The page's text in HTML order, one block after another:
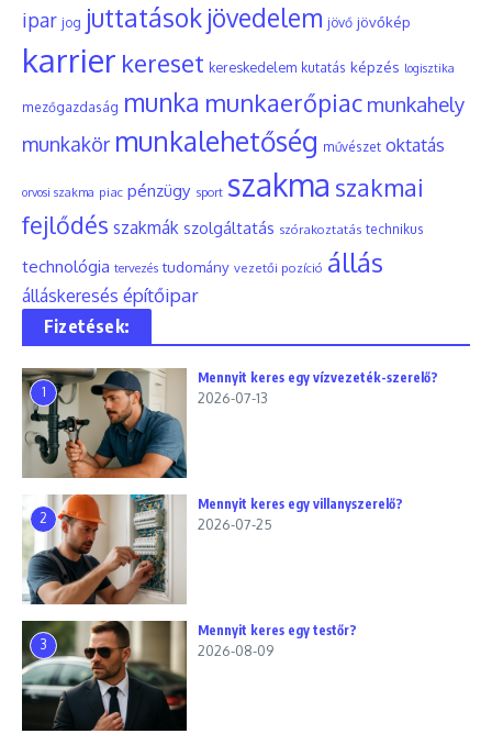
ipar jog juttatások jövedelem jövő jövőkép
karrier kereset kereskedelem kutatás képzés logisztika
mezőgazdaság munka munkaerőpiac munkahely
munkakör munkalehetőség művészet oktatás
orvosi szakma piac pénzügy sport szakma szakmai
fejlődés szakmák szolgáltatás szórakoztatás technikus
technológia tervezés tudomány vezetői pozíció állás
álláskeresés építőipar
Fizetések:
1
Mennyit keres egy vízvezeték-szerelő?
2026-07-13
2
Mennyit keres egy villanyszerelő?
2026-07-25
3
Mennyit keres egy testőr?
2026-08-09